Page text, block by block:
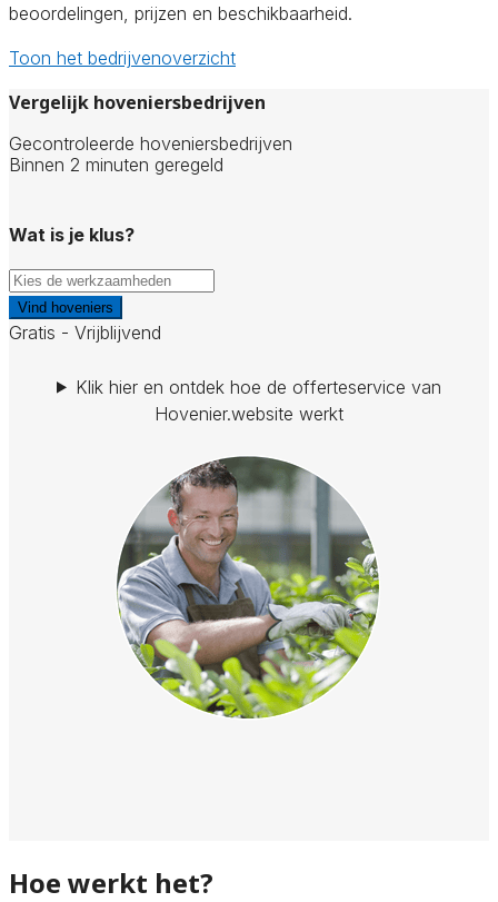
beoordelingen, prijzen en beschikbaarheid.
Toon het bedrijvenoverzicht
Vergelijk hoveniersbedrijven
Gecontroleerde hoveniersbedrijven
Binnen 2 minuten geregeld
Wat is je klus?
Vind hoveniers
Gratis - Vrijblijvend
Klik hier en ontdek hoe de offerteservice van
Hovenier.website werkt
Hoe werkt het?